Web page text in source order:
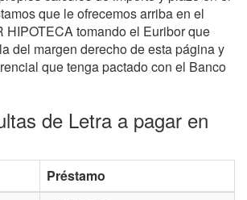
que le ofrecemos arriba en el
HIPOTECA tomando el Euribor que
del margen derecho de esta página y
que tenga pactado con el Banco
de Letra a pagar en
Préstamo